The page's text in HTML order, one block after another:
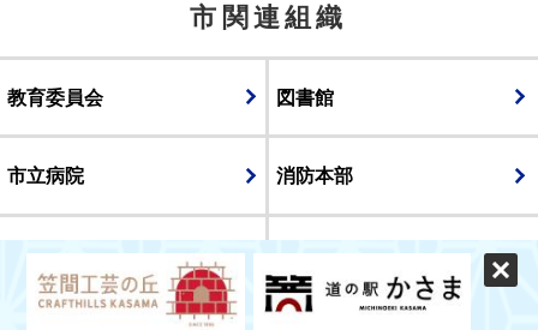
市関連組織
教育委員会 図書館
市立病院 消防本部
議会